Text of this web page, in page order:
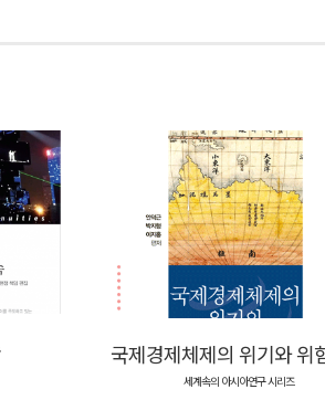
국제경제체제의 위기와 위
세계속의 아시아연구 시리즈